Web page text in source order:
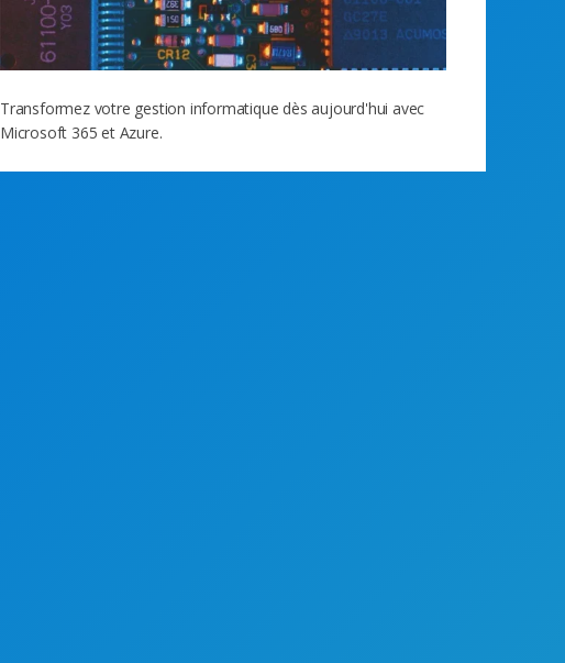
Transformez votre gestion informatique dès aujourd'hui avec
Microsoft 365 et Azure.